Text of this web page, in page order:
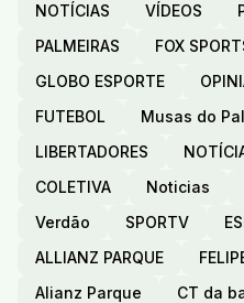
NOTÍCIAS VÍDEOS
PALMEIRAS
FOX
GLOBO ESPORTE
FUTEBOL
Musas do
LIBERTADORES
COLETIVA
Noticias
Verdão
SPORTV
ALLIANZ PARQUE
Alianz Parque
CT da